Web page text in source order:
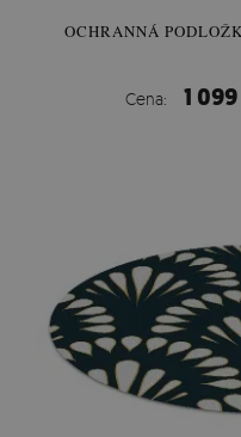
OCHRANNÁ
Cena: 1